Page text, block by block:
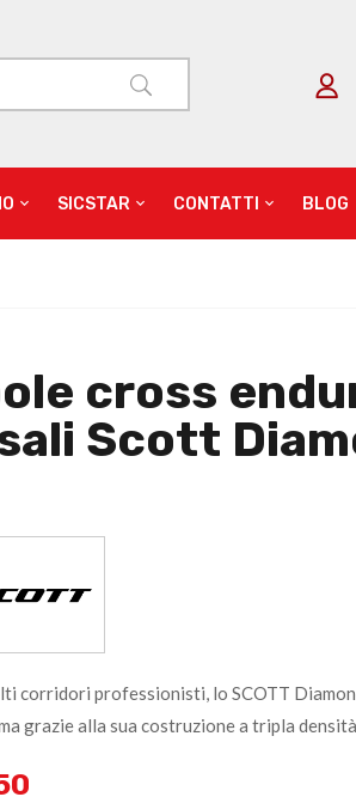
SICSTAR CONTATTI BLOG
cross
Scott
corridori professionisti, lo SCOTT
grazie alla sua costruzione a tripla